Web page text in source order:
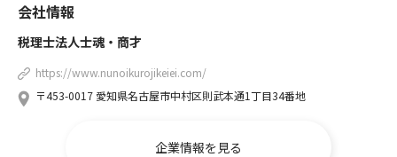
会社情報
税理士法人士魂・商才
https://www.nunoikurojikeiei.com/
〒453-0017 愛知県名古屋市中村区則武本通1丁目34番地
企業情報を見る